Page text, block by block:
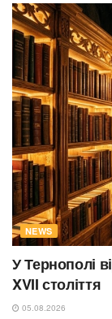
NEWS
У Тернополі
XVII століття
05.08.2026